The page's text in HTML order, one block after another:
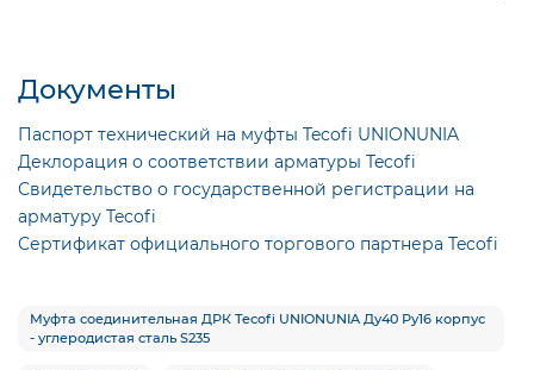
Документы
Паспорт технический на муфты Tecofi UNIONUNIA
Деклорация о соответствии арматуры Tecofi
Свидетельство о государственной регистрации на
арматуру Tecofi
Сертификат официального торгового партнера Tecofi
Муфта соединительная ДРК Tecofi UNIONUNIA Ду40 Ру16 корпус
- углеродистая сталь S235